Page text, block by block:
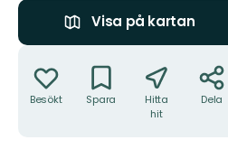
Visa på kartan
Besökt Spara
Hitta
hit
Dela